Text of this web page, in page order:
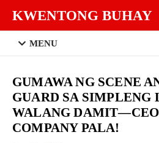
KWENTONG BUHAY
MENU
GUMAWA NG SCENE
GUARD SA
WALANG
COMPANY PALA!